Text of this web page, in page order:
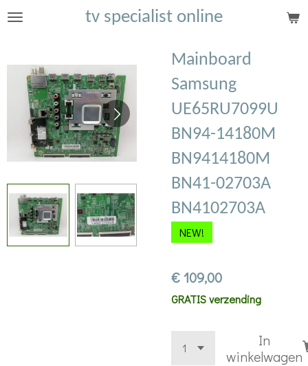
Ga
hoofdinhoud
tv specialist online
Mainboard
Samsung
UE65RU7099U
BN94-14180M
BN9414180M
BN41-02703A
BN4102703A
NEW!
€ 109,00
GRATIS verzending
In
winkelwagen